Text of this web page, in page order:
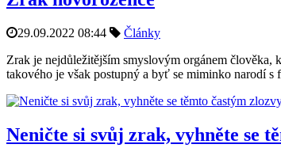
29.09.2022 08:44
Články
Zrak je nejdůležitějším smyslovým orgánem
takového je však postupný a byť se miminko narodí s
Neničte si svůj zrak, vyhněte se